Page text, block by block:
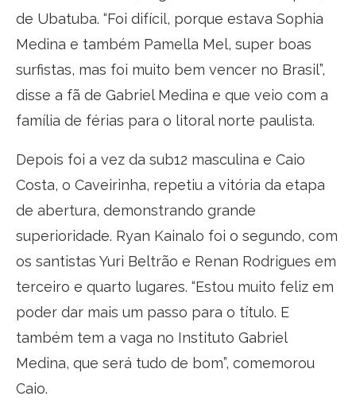
de Ubatuba. “Foi difícil, porque estava Sophia
Medina e também Pamella Mel, super boas
surfistas, mas foi muito bem vencer no Brasil”,
disse a fã de Gabriel Medina e que veio com a
família de férias para o litoral norte paulista.
Depois foi a vez da sub12 masculina e Caio
Costa, o Caveirinha, repetiu a vitória da etapa
de abertura, demonstrando grande
superioridade. Ryan Kainalo foi o segundo, com
os santistas Yuri Beltrão e Renan Rodrigues em
terceiro e quarto lugares. “Estou muito feliz em
poder dar mais um passo para o título. E
também tem a vaga no Instituto Gabriel
Medina, que será tudo de bom”, comemorou
Caio.